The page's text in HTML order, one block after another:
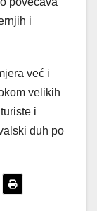
i
već i
velikih
i
duh po